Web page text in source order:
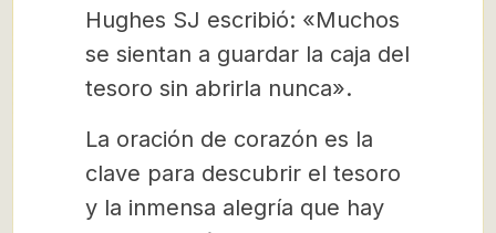
Hughes SJ escribió: «Muchos
se sientan a guardar la caja del
tesoro sin abrirla nunca».
La oración de corazón es la
clave para descubrir el tesoro
y la inmensa alegría que hay